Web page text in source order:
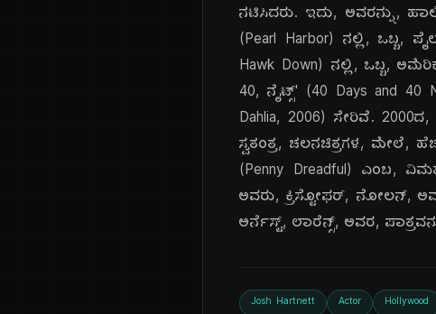
ನಟಿಸಿದರು. ಇದು, ಅವರನ್ನು,
(Pearl Harbor) ನಲ್ಲಿ, ಒಬ್ಬ,
Hawk Down) ನಲ್ಲಿ, ಒಬ್ಬ,
40, ನೈಟ್ಸ್' (40 Days and
Dahlia, 2006) ಸೇರಿವೆ.
ಸ್ವತಂತ್ರ, ಚಲನಚಿತ್ರಗಳ, ಮೇಲೆ,
(Penny Dreadful) ಎಂಬ,
ಅವರು, ಕ್ರಿಸ್ಟೋಫರ್, ನೋಲನ್,
ಅರ್ನೆಸ್ಟ್, ಲಾರೆನ್ಸ್, ಅವರ,
Josh Hartnett Actor Hollywood